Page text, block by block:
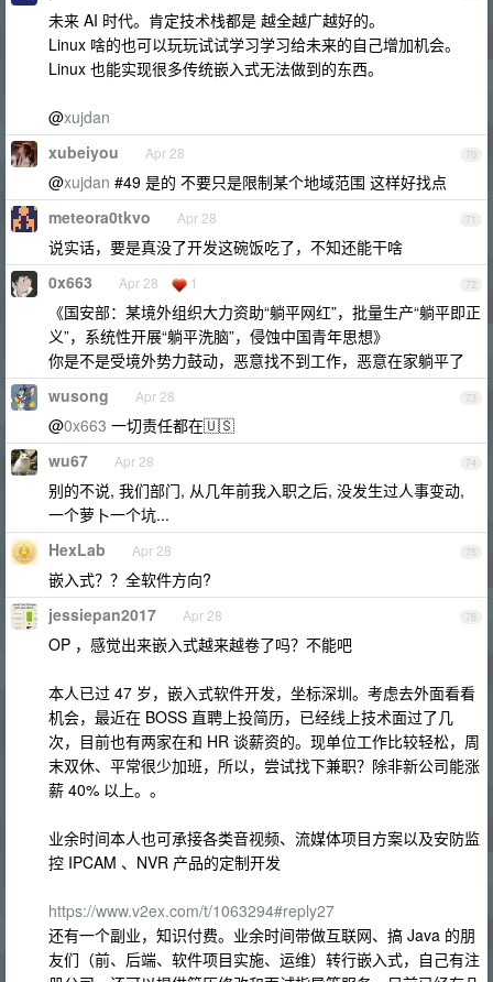
未来 AI 时代。肯定技术栈都是 越全越广越好的。
Linux 啥的也可以玩玩试试学习学习给未来的自己增加机会。
Linux 也能实现很多传统嵌入式无法做到的东西。
@xujdan
70
xubeiyou Apr 28
@xujdan #49 是的 不要只是限制某个地域范围 这样好找点
71
meteora0tkvo Apr 28
说实话，要是真没了开发这碗饭吃了，不知还能干啥
72
0x663 Apr 28 1
《国安部：某境外组织大力资助“躺平网红”，批量生产“躺平即正
义”，系统性开展“躺平洗脑”，侵蚀中国青年思想》
你是不是受境外势力鼓动，恶意找不到工作，恶意在家躺平了
73
wusong Apr 28
@0x663 一切责任都在🇺🇸
74
wu67 Apr 28
别的不说, 我们部门, 从几年前我入职之后, 没发生过人事变动,
一个萝卜一个坑...
75
HexLab Apr 28
嵌入式？？全软件方向?
76
jessiepan2017 Apr 28
OP ，感觉出来嵌入式越来越卷了吗？不能吧
本人已过 47 岁，嵌入式软件开发，坐标深圳。考虑去外面看看
机会，最近在 BOSS 直聘上投简历，已经线上技术面过了几
次，目前也有两家在和 HR 谈薪资的。现单位工作比较轻松，周
末双休、平常很少加班，所以，尝试找下兼职？除非新公司能涨
薪 40% 以上。。
业余时间本人也可承接各类音视频、流媒体项目方案以及安防监
控 IPCAM 、NVR 产品的定制开发
https://www.v2ex.com/t/1063294#reply27
还有一个副业，知识付费。业余时间带做互联网、搞 Java 的朋
友们（前、后端、软件项目实施、运维）转行嵌入式，自己有注